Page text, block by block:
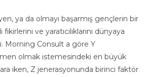
ya da olmayı başarmış gençlerin bir
ve yaratıcılıklarını dünyaya
Morning Consult a göre Y
olmak istemesindeki en büyük
iken, Z jenerasyonunda birinci faktör